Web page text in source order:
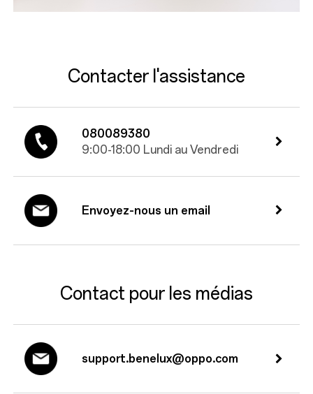
Contacter l'assistance
080089380
9:00-18:00 Lundi au Vendredi
Envoyez-nous un email
Contact pour les médias
support.benelux@oppo.com